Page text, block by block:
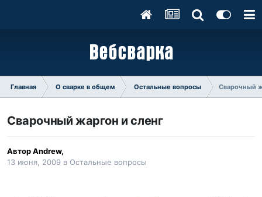
Главная О сварке в общем Остальные вопросы Сварочный
Сварочный жаргон и сленг
АвторAndrew,
13 июня, 2009 в Остальные вопросы